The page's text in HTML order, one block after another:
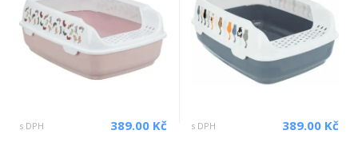
s DPH 389.00 Kč s DPH 389.00 Kč